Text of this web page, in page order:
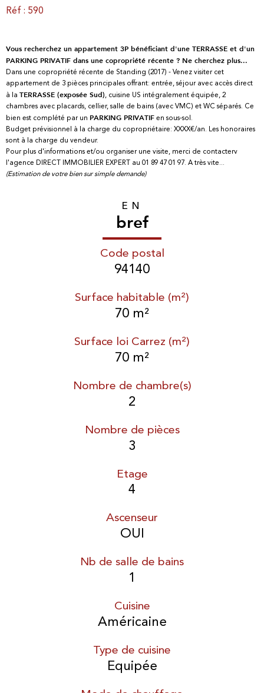
Réf : 590
Vous recherchez un appartement 3P bénéficiant d'une TERRASSE et d'un
PARKING PRIVATIF dans une copropriété récente ? Ne cherchez plus...
Dans une copropriété récente de Standing (2017) - Venez visiter cet
appartement de 3 pièces principales offrant: entrée, séjour avec accès direct
à la TERRASSE (exposée Sud), cuisine US intégralement équipée, 2
chambres avec placards, cellier, salle de bains (avec VMC) et WC séparés. Ce
bien est complété par un PARKING PRIVATIF en sous-sol.
Budget prévisionnel à la charge du copropriétaire: XXXX€/an. Les honoraires
sont à la charge du vendeur.
Pour plus d'informations et/ou organiser une visite, merci de contacterv
l'agence DIRECT IMMOBILIER EXPERT au 01 89 47 01 97. A très vite...
(Estimation de votre bien sur simple demande)
EN
bref
Code postal
94140
Surface habitable (m²)
70 m²
Surface loi Carrez (m²)
70 m²
Nombre de chambre(s)
2
Nombre de pièces
3
Etage
4
Ascenseur
OUI
Nb de salle de bains
1
Cuisine
Américaine
Type de cuisine
Equipée